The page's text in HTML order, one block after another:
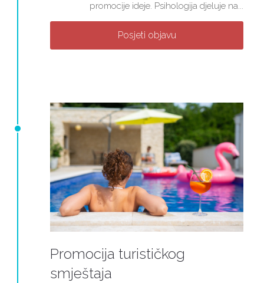
promocije ideje. Psihologija djeluje na...
Posjeti objavu
Promocija turističkog
smještaja